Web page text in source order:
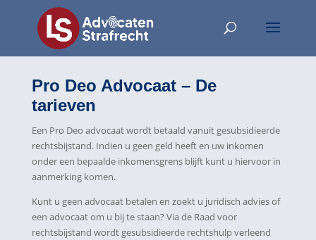
Pro Deo Advocaat – De
tarieven
Een Pro Deo advocaat wordt betaald vanuit gesubsidieerde
rechtsbijstand. Indien u geen geld heeft en uw inkomen
onder een bepaalde inkomensgrens blijft kunt u hiervoor in
aanmerking komen.
Kunt u geen advocaat betalen en zoekt u juridisch advies of
een advocaat om u bij te staan? Via de Raad voor
rechtsbijstand wordt gesubsidieerde rechtshulp verleend